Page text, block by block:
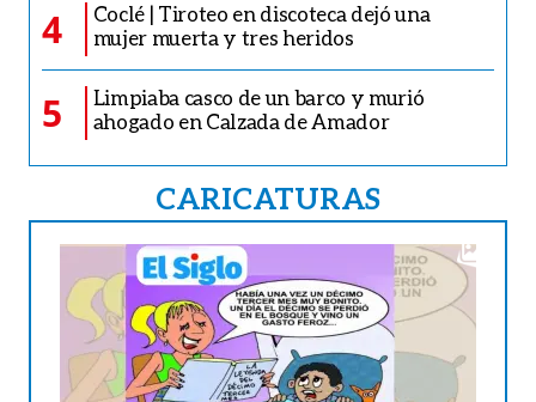
4
Coclé | Tiroteo en discoteca dejó una
mujer muerta y tres heridos
5
Limpiaba casco de un barco y murió
ahogado en Calzada de Amador
CARICATURAS